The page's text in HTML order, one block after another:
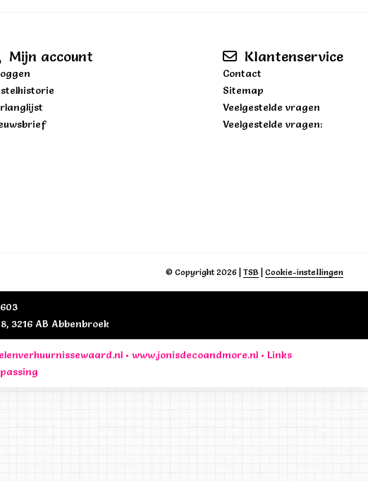
Mijn account Klantenservice
Contact
Sitemap
Veelgestelde vragen
Veelgestelde vragen:
© Copyright 2026 TSB Cookie-instellingen
3216 AB Abbenbroek
• www.jonisdecoandmore.nl • Links